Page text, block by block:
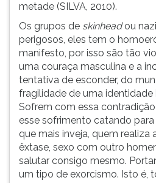
metade (SILVA, 2010).
Os grupos de skinheadou
perigosos, eles tem o
manifesto, por isso são tão
uma couraça masculina e a
tentativa de esconder, do
fragilidade de uma identidade
Sofrem com essa
esse sofrimento catando
que mais inveja, quem realiza
êxtase, sexo com outro
salutar consigo mesmo.
um tipo de exorcismo. Isto é,